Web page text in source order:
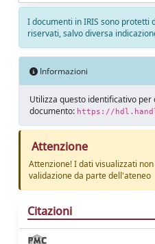
I documenti in IRIS sono
riservati, salvo diversa
Informazioni
Utilizza questo identificativo
documento: https://
Attenzione
Attenzione! I dati visualizzati
validazione da parte dell'ateneo
Citazioni